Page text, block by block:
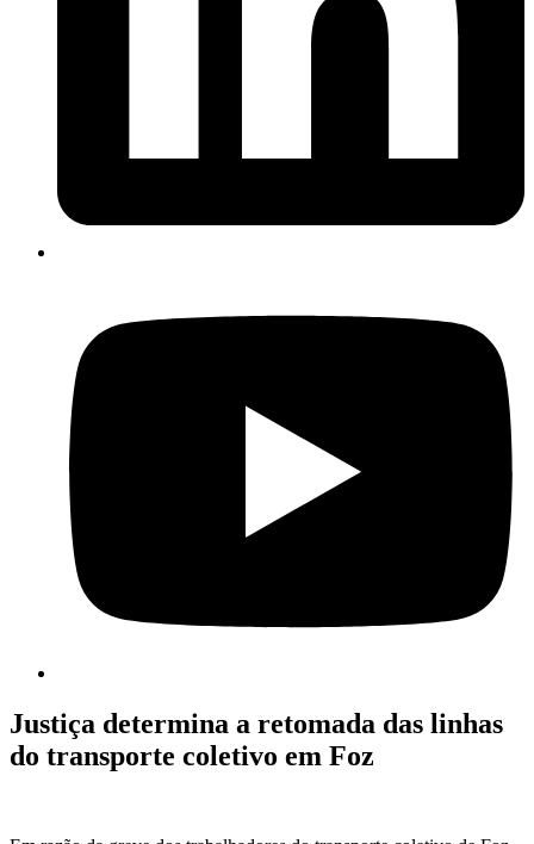
Justiça determina a retomada das linhas
do transporte coletivo em Foz